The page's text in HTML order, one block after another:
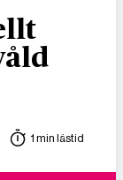
1 min lästid